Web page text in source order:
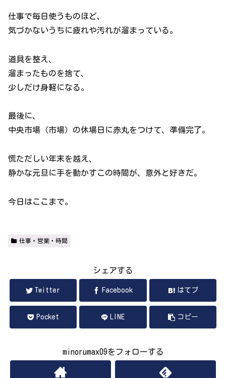
仕事で毎日使うものほど、
気づかないうちに疲れや汚れが溜まっている。
道具を整え、
溜まったものを捨て、
少しだけ身軽になる。
最後に、
中央市場（市場）の休場日に赤丸をつけて、準備完了。
慌ただしい年末を越え、
静かな元旦に手を動かすこの時間が、意外と好きだ。
今日はここまで。
仕事・営業・時間
シェアする
Twitter Facebook はてブ
Pocket LINE コピー
minorumax09をフォローする